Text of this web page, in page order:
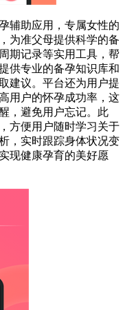
辅助应用，专属女性的
为准父母提供科学的备
期记录等实用工具，帮
供专业的备孕知识库和
建议。平台还为用户提
用户的怀孕成功率，这
，避免用户忘记。此
方便用户随时学习关于
，实时跟踪身体状况变
现健康孕育的美好愿